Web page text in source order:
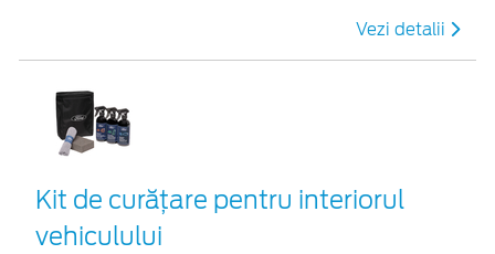
Vezi detalii
Kit de curățare pentru interiorul
vehiculului